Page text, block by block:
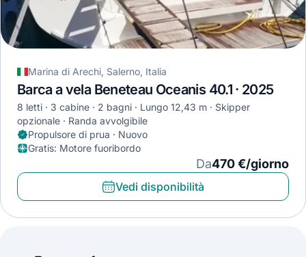
Marina di Arechi, Salerno, Italia
Barca a vela Beneteau Oceanis 40.1 · 2025
8 letti 3 cabine 2 bagni Lungo 12,43 m
Skipper
opzionale
Randa avvolgibile
Propulsore di prua · Nuovo
Gratis: Motore fuoribordo
Da470 €/giorno
Vedi disponibilità